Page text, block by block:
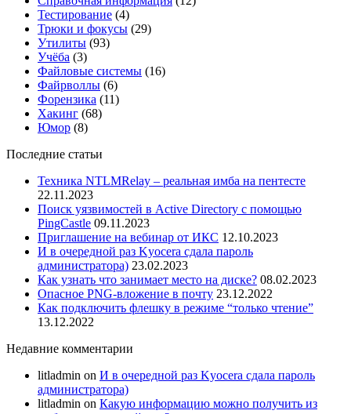
Тестирование (4)
Трюки и фокусы (29)
Утилиты (93)
Учёба (3)
Файловые системы (16)
Файрволлы (6)
Форензика (11)
Хакинг (68)
Юмор (8)
Последние статьи
Техника NTLMRelay – реальная имба на пентесте
22.11.2023
Поиск уязвимостей в Active Directory с помощью
PingCastle 09.11.2023
Приглашение на вебинар от ИКС 12.10.2023
И в очередной раз Kyocera сдала пароль
администратора) 23.02.2023
Как узнать что занимает место на диске? 08.02.2023
Опасное PNG-вложение в почту 23.12.2022
Как подключить флешку в режиме “только чтение”
13.12.2022
Недавние комментарии
litladmin on И в очередной раз Kyocera сдала пароль
администратора)
litladmin on Какую информацию можно получить из